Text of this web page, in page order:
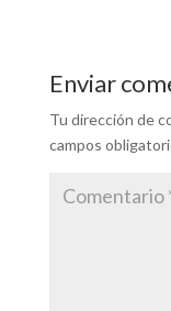
Enviar
Tu dirección de
campos